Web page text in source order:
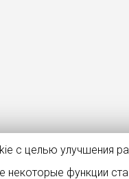
с целью улучшения
некоторые функции